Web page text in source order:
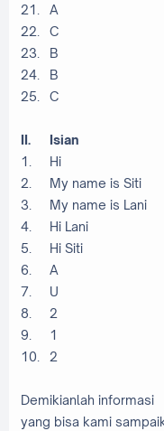
21.
A
22.
C
23.
B
24.
B
25.
C
II.
Isian
1.
Hi
2.
My name is Siti
3.
My name is Lani
4.
Hi Lani
5.
Hi Siti
6.
A
7.
U
8.
2
9.
1
10.
2
Demikianlah informasi
yang bisa kami